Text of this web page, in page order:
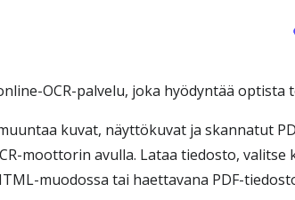
OCR-palvelu, joka hyödyntää
kuvat, näyttökuvat ja skannatut
moottorin avulla. Lataa tiedosto,
muodossa tai haettavana PDF-